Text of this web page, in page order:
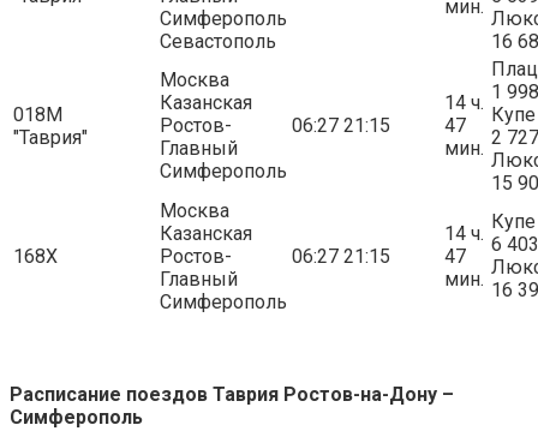
Симферополь
Севастополь
мин.
16
018М
"Таврия"
Москва
Казанская
Ростов-
Главный
Симферополь
06:27 21:15
14 ч.
47
мин.
1 998
Купе
2 727
15
168Х
Москва
Казанская
Ростов-
Главный
Симферополь
06:27 21:15
14 ч.
47
мин.
Купе
6 403
16
Расписание поездов Таврия Ростов-на-Дону –
Симферополь